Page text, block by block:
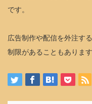
です。
広告制作や配信を外注す
制限があることもあります